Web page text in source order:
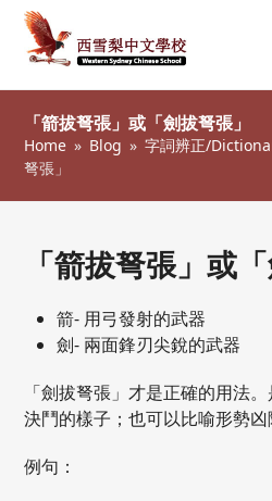
「箭拔弩張」或「劍拔弩張」
Home » Blog » 字詞辨正/
弩張」
「箭拔弩張」或
箭- 用弓發射的武器
劍- 兩面鋒刃尖銳的武器
「劍拔弩張」才是正確的用法
決鬥的樣子；也可以比喻形勢凶
例句：